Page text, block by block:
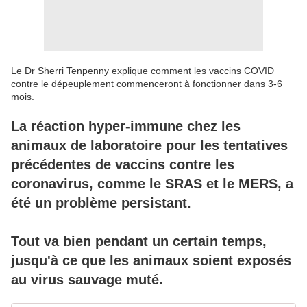
Le Dr Sherri Tenpenny explique comment les vaccins COVID
contre le dépeuplement commenceront à fonctionner dans 3-6
mois.
La réaction hyper-immune chez les
animaux de laboratoire pour les tentatives
précédentes de vaccins contre les
coronavirus, comme le SRAS et le MERS, a
été un problème persistant.
Tout va bien pendant un certain temps,
jusqu'à ce que les animaux soient exposés
au virus sauvage muté.